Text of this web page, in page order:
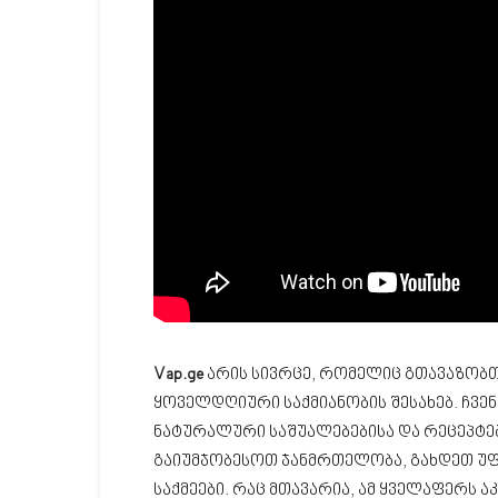
Vap.geარის სივრცე, რომელიც
ყოველდღიური საქმიანობის შესახებ.
ნატურალური საშუალებებისა და
გაიუმჯობესოთ ჯანმრთელობა, გახდეთ
საქმეები. რაც მთავარია, ამ ყველაფერს